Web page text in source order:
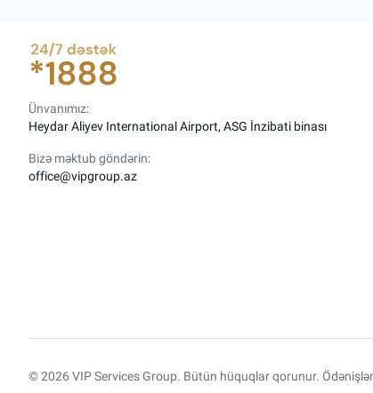
Ünvanımız:
Heydar Aliyev International Airport, ASG İnzibati binası
Bizə məktub göndərin:
office@vipgroup.az
© 2026 VIP Services Group. Bütün hüquqlar qorunur.